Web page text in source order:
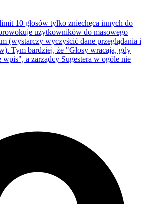
10 głosów tylko zniechęca innych do
użytkowników do masowego
(wystarczy wyczyścić dane przeglądania i
Tym bardziej, że "Głosy wracają, gdy
wpis", a zarządcy Sugestera w ogóle nie